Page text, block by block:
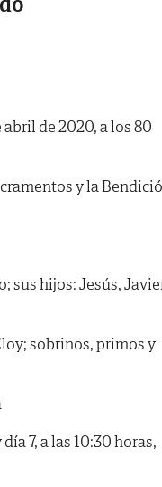
de 2020, a los 80
y la
sus hijos: Jesús,
sobrinos, primos y
7, a las 10:30 horas,